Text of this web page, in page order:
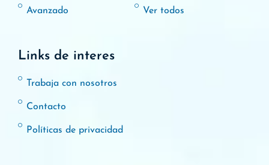
Avanzado Ver todos
Links de interes
Trabaja con nosotros
Contacto
Políticas de privacidad